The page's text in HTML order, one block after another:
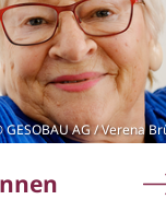
GESOBAU AG / Verena